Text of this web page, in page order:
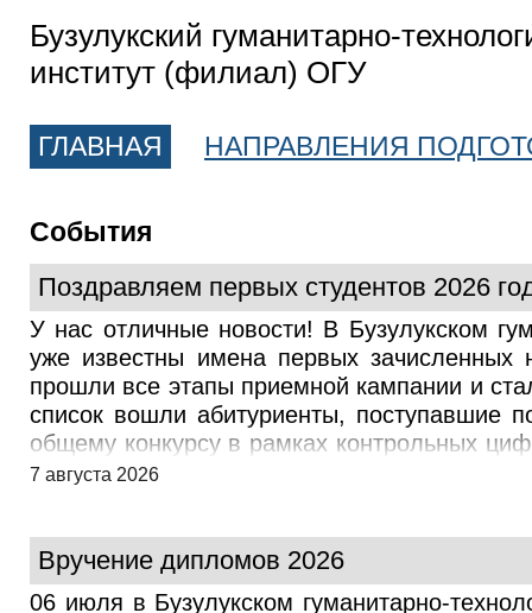
Бузулукский гуманитарно-
институт (филиал) ОГУ
ГЛАВНАЯ НАПРАВЛЕНИЯ
События
Поздравляем первых студентов 2026
У нас отличные новости! В Бузулукском
уже известны имена первых
прошли все этапы приемной кампании и
список вошли абитуриенты,
общему конкурсу в рамках контрольных
яркой студенческой жизни! У тех
оплата материнским капиталом). -
- Скидки и льготы на очной форме
7 августа 2026
Вручение дипломов 2026
06 июля в Бузулукском гуманитарно-